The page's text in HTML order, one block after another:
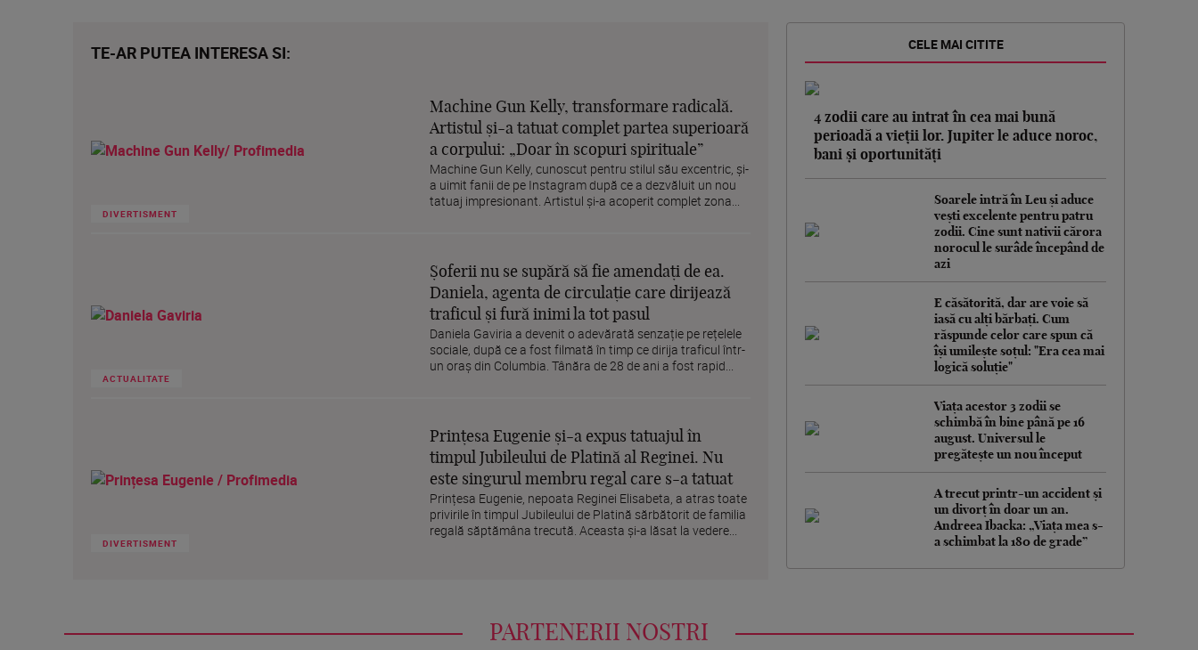
TE-AR PUTEA INTERESA SI:
DIVERTISMENT
Machine Gun Kelly, transformare radicală.
Artistul și-a tatuat complet partea superioară
a corpului: „Doar în scopuri spirituale”
Machine Gun Kelly, cunoscut pentru stilul său excentric, și-
a uimit fanii de pe Instagram după ce a dezvăluit un nou
tatuaj impresionant. Artistul și-a acoperit complet zona...
ACTUALITATE
Șoferii nu se supără să fie amendați de ea.
Daniela, agenta de circulație care dirijează
traficul și fură inimi la tot pasul
Daniela Gaviria a devenit o adevărată senzație pe rețelele
sociale, după ce a fost filmată în timp ce dirija traficul într-
un oraș din Columbia. Tânăra de 28 de ani a fost rapid...
DIVERTISMENT
Prințesa Eugenie și-a expus tatuajul în
timpul Jubileului de Platină al Reginei. Nu
este singurul membru regal care s-a tatuat
Prințesa Eugenie, nepoata Reginei Elisabeta, a atras toate
privirile în timpul Jubileului de Platină sărbătorit de familia
regală săptămâna trecută. Aceasta și-a lăsat la vedere...
CELE MAI CITITE
4 zodii care au intrat în cea mai bună
perioadă a vieții lor. Jupiter le aduce noroc,
bani și oportunități
Soarele intră în Leu și aduce
vești excelente pentru patru
zodii. Cine sunt nativii cărora
norocul le surâde începând de
azi
E căsătorită, dar are voie să
iasă cu alți bărbați. Cum
răspunde celor care spun că
își umilește soțul: "Era cea mai
logică soluție"
Viața acestor 3 zodii se
schimbă în bine până pe 16
august. Universul le
pregătește un nou început
A trecut printr-un accident și
un divorț în doar un an.
Andreea Ibacka: „Viața mea s-
a schimbat la 180 de grade”
PARTENERII NOSTRI